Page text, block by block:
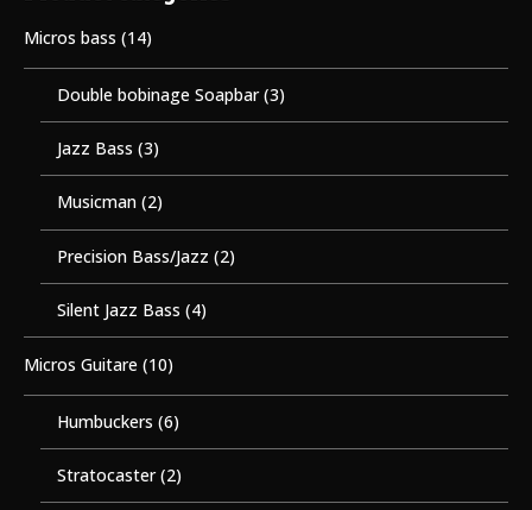
Micros bass (14)
Double bobinage Soapbar (3)
Jazz Bass (3)
Musicman (2)
Precision Bass/Jazz (2)
Silent Jazz Bass (4)
Micros Guitare (10)
Humbuckers (6)
Stratocaster (2)